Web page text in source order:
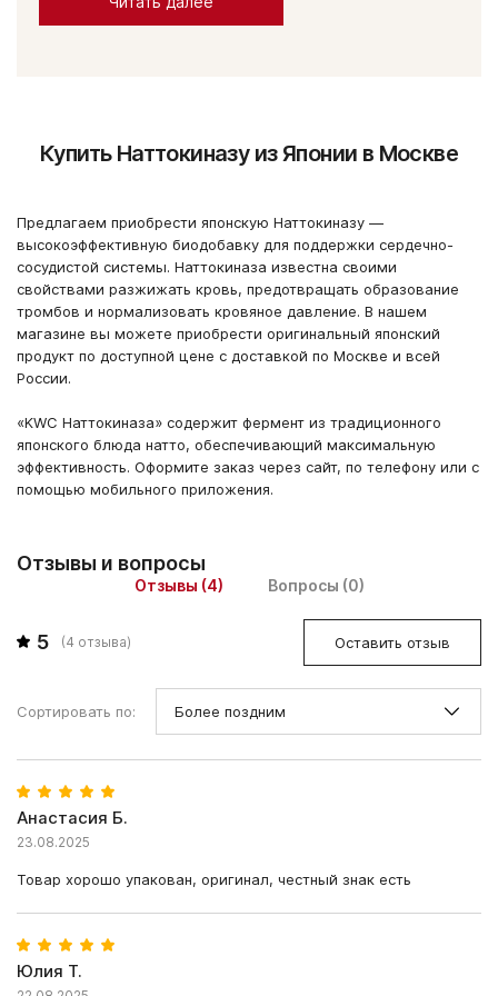
Купить Наттокиназу из Японии в Москве
Предлагаем приобрести японскую Наттокиназу —
высокоэффективную биодобавку для поддержки сердечно-
сосудистой системы. Наттокиназа известна своими
свойствами разжижать кровь, предотвращать образование
тромбов и нормализовать кровяное давление. В нашем
магазине вы можете приобрести оригинальный японский
продукт по доступной цене с доставкой по Москве и всей
России.
«KWC Наттокиназа» содержит фермент из традиционного
японского блюда натто, обеспечивающий максимальную
эффективность. Оформите заказ через сайт, по телефону или с
помощью мобильного приложения.
Отзывы и вопросы
Отзывы (4) Вопросы (0)
5 (4 отзыва) Оставить отзыв
Сортировать по:
Анастасия Б.
23.08.2025
Товар хорошо упакован, оригинал, честный знак есть
Юлия Т.